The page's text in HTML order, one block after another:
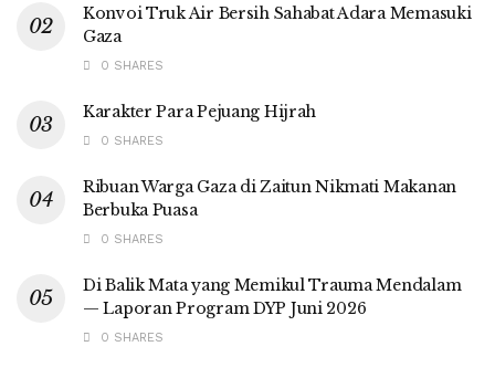
Konvoi Truk Air Bersih Sahabat Adara Memasuki
Gaza
0 SHARES
Karakter Para Pejuang Hijrah
0 SHARES
Ribuan Warga Gaza di Zaitun Nikmati Makanan
Berbuka Puasa
0 SHARES
Di Balik Mata yang Memikul Trauma Mendalam
— Laporan Program DYP Juni 2026
0 SHARES